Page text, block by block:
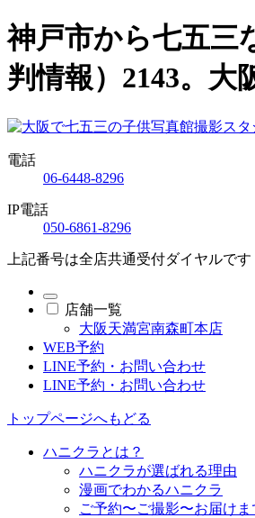
神戸市から七五三
判情報）2143。
電話
06-6448-8296
IP電話
050-6861-8296
上記番号は全店共通受付ダイヤルです
店舗一覧
大阪天満宮南森町本店
WEB予約
LINE予約・お問い合わせ
LINE予約・お問い合わせ
トップページへもどる
ハニクラとは？
ハニクラが選ばれる理由
漫画でわかるハニクラ
ご予約〜ご撮影〜お届け